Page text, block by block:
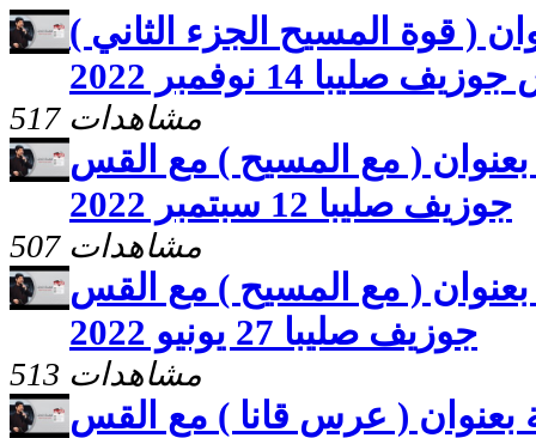
( قوة المسيح الجزء الثاني )
صليبا 14 نوفمبر 2022
517 مشاهدات
( مع المسيح ) مع القس
جوزيف صليبا 12 سبتمبر 2022
507 مشاهدات
( مع المسيح ) مع القس
جوزيف صليبا 27 يونيو 2022
513 مشاهدات
بعنوان ( عرس قانا ) مع القس